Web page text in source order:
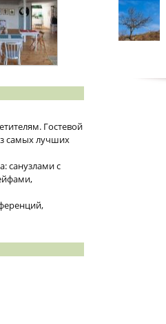
Гостевой
самых лучших
санузлами с